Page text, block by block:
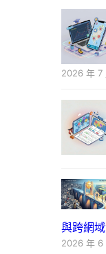
2026 年 7
與跨網
2026 年 6